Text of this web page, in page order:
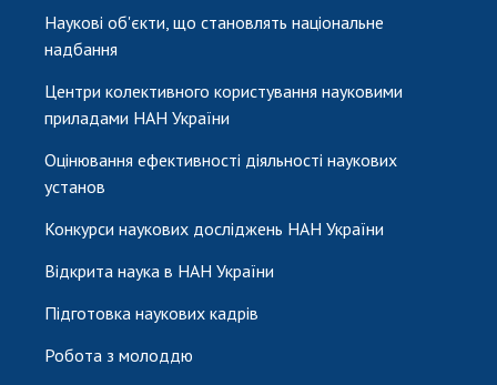
Наукові об'єкти, що становлять національне
надбання
Центри колективного користування науковими
приладами НАН України
Оцінювання ефективності діяльності наукових
установ
Конкурси наукових досліджень НАН України
Відкрита наука в НАН України
Підготовка наукових кадрів
Робота з молоддю